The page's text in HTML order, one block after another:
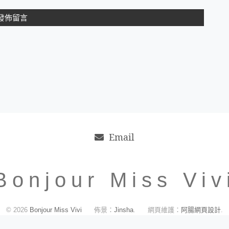
Email
Miss
© 2026 Bonjour Miss Vivi 佈景： Jinsha. 網頁維護： 阿腸網頁設計.